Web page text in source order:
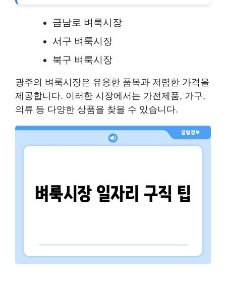
금남로 벼룩시장
서구 벼룩시장
북구 벼룩시장
광주의 벼룩시장은 유용한 품목과 저렴한 가격을
제공합니다. 이러한 시장에서는 가전제품, 가구,
의류 등 다양한 상품을 찾을 수 있습니다.